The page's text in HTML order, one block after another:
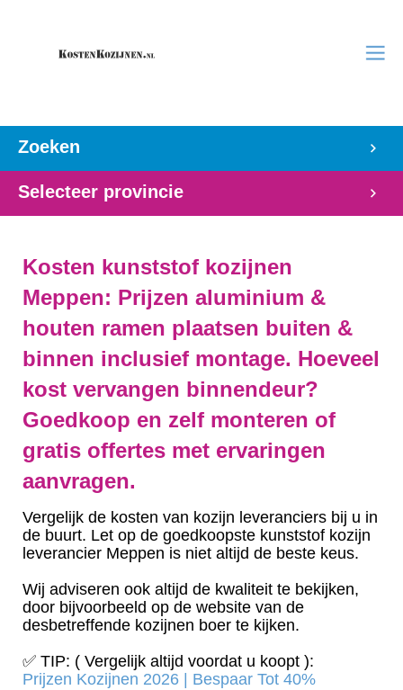
Zoeken
Selecteer provincie
Kosten kunststof kozijnen
Meppen: Prijzen aluminium &
houten ramen plaatsen buiten &
binnen inclusief montage. Hoeveel
kost vervangen binnendeur?
Goedkoop en zelf monteren of
gratis offertes met ervaringen
aanvragen.
Vergelijk de kosten van kozijn leveranciers bij u in
de buurt. Let op de goedkoopste kunststof kozijn
leverancier Meppen is niet altijd de beste keus.
Wij adviseren ook altijd de kwaliteit te bekijken,
door bijvoorbeeld op de website van de
desbetreffende kozijnen boer te kijken.
✅ TIP: ( Vergelijk altijd voordat u koopt ):
Prijzen Kozijnen 2026 | Bespaar Tot 40%‎